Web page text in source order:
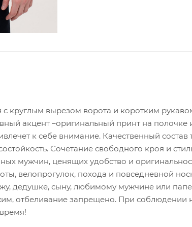
круглым вырезом ворота и коротким
акцент –оригинальный принт на полочке
к себе внимание. Качественный состав
Сочетание свободного кроя и
мужчин, ценящих удобство и
велопрогулок, похода и повседневной
дедушке, сыну, любимому мужчине или папе.
отбеливание запрещено. При